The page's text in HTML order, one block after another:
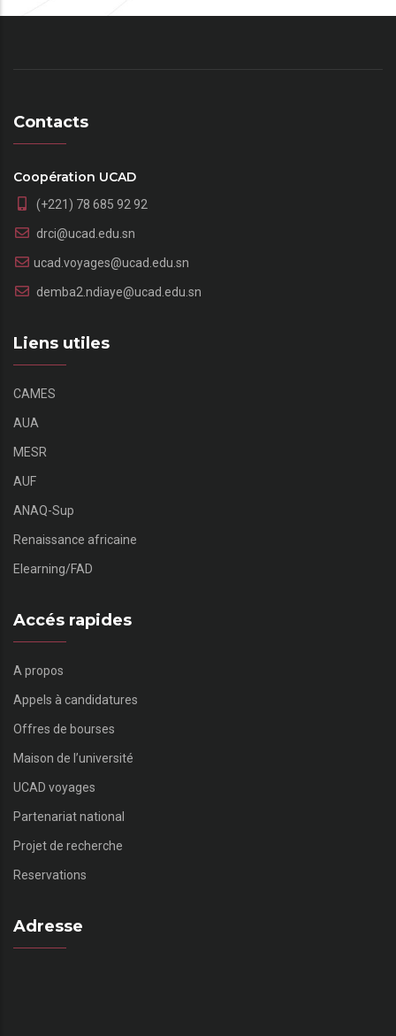
Contacts
Coopération UCAD
(+221) 78 685 92 92
drci@ucad.edu.sn
ucad.voyages@ucad.edu.sn
demba2.ndiaye@ucad.edu.sn
Liens utiles
CAMES
AUA
MESR
AUF
ANAQ-Sup
Renaissance africaine
Elearning/FAD
Accés rapides
A propos
Appels à candidatures
Offres de bourses
Maison de l’université
UCAD voyages
Partenariat national
Projet de recherche
Reservations
Adresse